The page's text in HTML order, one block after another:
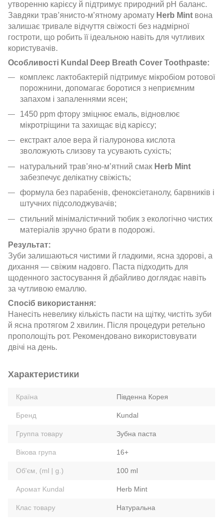
утворенню карієсу й підтримує природний pH баланс.
Завдяки трав’янисто-м’ятному аромату Herb Mint вона
залишає тривале відчуття свіжості без надмірної
гостроти, що робить її ідеальною навіть для чутливих
користувачів.
Особливості Kundal Deep Breath Cover Toothpaste:
комплекс лактобактерій підтримує мікробіом ротової
порожнини, допомагає боротися з неприємним
запахом і запаленнями ясен;
1450 ppm фтору зміцнює емаль, відновлює
мікротріщини та захищає від карієсу;
екстракт алое вера й гіалуронова кислота
зволожують слизову та усувають сухість;
натуральний трав’яно-м’ятний смак Herb Mint
забезпечує делікатну свіжість;
формула без парабенів, феноксіетанолу, барвників і
штучних підсолоджувачів;
стильний мінімалістичний тюбик з екологічно чистих
матеріалів зручно брати в подорожі.
Результат:
Зуби залишаються чистими й гладкими, ясна здорові, а
дихання — свіжим надовго. Паста підходить для
щоденного застосування й дбайливо доглядає навіть
за чутливою емаллю.
Спосіб використання:
Нанесіть невелику кількість пасти на щітку, чистіть зуби
й ясна протягом 2 хвилин. Після процедури ретельно
прополощіть рот. Рекомендовано використовувати
двічі на день.
Характеристики
Країна Південна Корея
Бренд Kundal
Группа товару Зубна паста
Вікова група 16+
Об'єм, (ml | g.) 100 ml
Аромат Kundal Herb Mint
Клас товару Натуральна